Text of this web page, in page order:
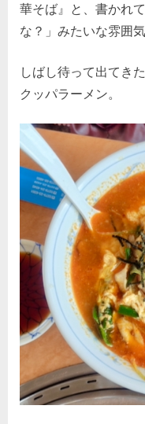
華そば』と、書かれ
な？」みたいな雰囲
しばし待って出てき
クッパラーメン。